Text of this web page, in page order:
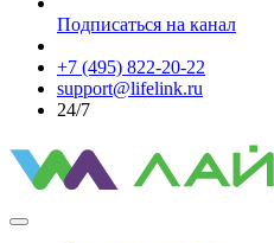
Подписаться на канал
+7 (495) 822-20-22
support@lifelink.ru
24/7